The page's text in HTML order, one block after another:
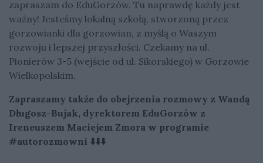
zapraszam do EduGorzów. Tu naprawdę każdy jest
ważny! Jesteśmy lokalną szkołą, stworzoną przez
gorzowianki dla gorzowian, z myślą o Waszym
rozwoju i lepszej przyszłości. Czekamy na ul.
Pionierów 3-5 (wejście od ul. Sikorskiego) w Gorzowie
Wielkopolskim.
Zapraszamy także do obejrzenia rozmowy z Wandą
Długosz-Bujak, dyrektorem EduGorzów z
Ireneuszem Maciejem Zmora w programie
#autorozmowni ⬇️⬇️⬇️